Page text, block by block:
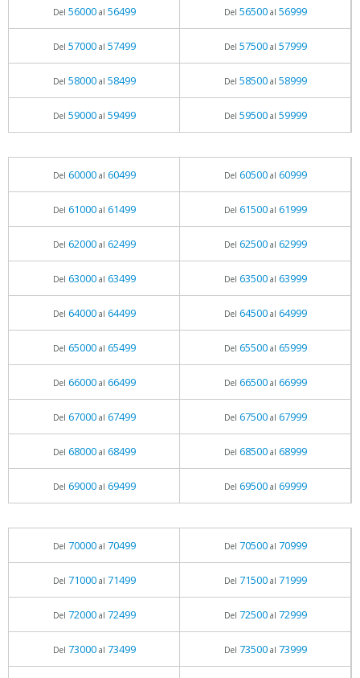
Del 56000al 56499 Del 56500al 56999
Del 57000al 57499 Del 57500al 57999
Del 58000al 58499 Del 58500al 58999
Del 59000al 59499 Del 59500al 59999
Del 60000al 60499 Del 60500al 60999
Del 61000al 61499 Del 61500al 61999
Del 62000al 62499 Del 62500al 62999
Del 63000al 63499 Del 63500al 63999
Del 64000al 64499 Del 64500al 64999
Del 65000al 65499 Del 65500al 65999
Del 66000al 66499 Del 66500al 66999
Del 67000al 67499 Del 67500al 67999
Del 68000al 68499 Del 68500al 68999
Del 69000al 69499 Del 69500al 69999
Del 70000al 70499 Del 70500al 70999
Del 71000al 71499 Del 71500al 71999
Del 72000al 72499 Del 72500al 72999
Del 73000al 73499 Del 73500al 73999